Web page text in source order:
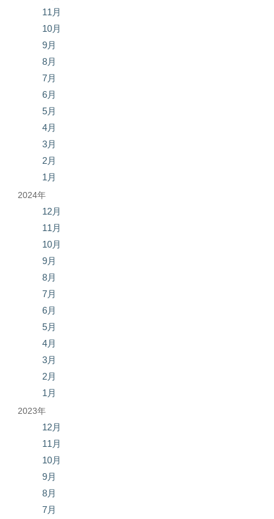
11月
10月
9月
8月
7月
6月
5月
4月
3月
2月
1月
2024年
12月
11月
10月
9月
8月
7月
6月
5月
4月
3月
2月
1月
2023年
12月
11月
10月
9月
8月
7月